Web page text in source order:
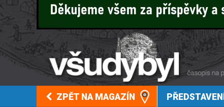
ZPĚT NA MAGAZÍN PŘEDSTAVENÍ